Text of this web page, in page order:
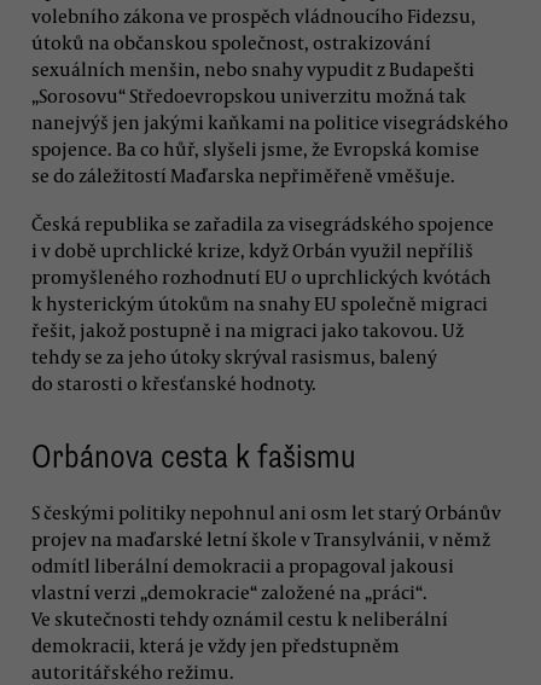
volebního zákona ve prospěch vládnoucího Fidezsu,
útoků na občanskou společnost, ostrakizování
sexuálních menšin, nebo snahy vypudit z Budapešti
„Sorosovu“ Středoevropskou univerzitu možná tak
nanejvýš jen jakými kaňkami na politice visegrádského
spojence. Ba co hůř, slyšeli jsme, že Evropská komise
se do záležitostí Maďarska nepřiměřeně vměšuje.
Česká republika se zařadila za visegrádského spojence
i v době uprchlické krize, když Orbán využil nepříliš
promyšleného rozhodnutí EU o uprchlických kvótách
k hysterickým útokům na snahy EU společně migraci
řešit, jakož postupně i na migraci jako takovou. Už
tehdy se za jeho útoky skrýval rasismus, balený
do starosti o křesťanské hodnoty.
Orbánova cesta k fašismu
S českými politiky nepohnul ani osm let starý Orbánův
projev na maďarské letní škole v Transylvánii, v němž
odmítl liberální demokracii a propagoval jakousi
vlastní verzi „demokracie“ založené na „práci“.
Ve skutečnosti tehdy oznámil cestu k neliberální
demokracii, která je vždy jen předstupněm
autoritářského režimu.